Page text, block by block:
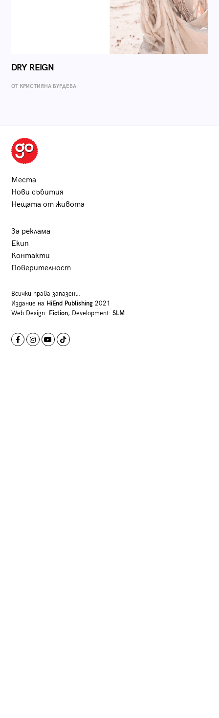
DRY REIGN
ОТ КРИСТИЯНА БУРДЕВА
Места
Нови събития
Нещата от живота
За реклама
Екип
Контакти
Поверителност
Всички права запазени.
Издание на HiEnd Publishing2021
Web Design: Fiction, Development: SLM